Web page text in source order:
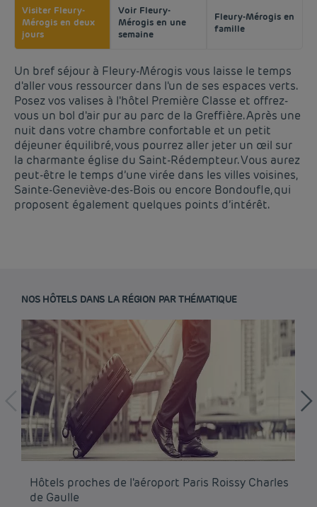
Visiter Fleury-
Mérogis en deux
jours
Voir Fleury-
Mérogis en une
semaine
Fleury-Mérogis en
famille
Un bref séjour à Fleury-Mérogis vous laisse le temps
d'aller vous ressourcer dans l'un de ses espaces verts.
Posez vos valises à l'hôtel Première Classe et offrez-
vous un bol d'air pur au parc de la Greffière. Après une
nuit dans votre chambre confortable et un petit
déjeuner équilibré, vous pourrez aller jeter un œil sur
la charmante église du Saint-Rédempteur. Vous aurez
peut-être le temps d’une virée dans les villes voisines,
Sainte-Geneviève-des-Bois ou encore Bondoufle, qui
proposent également quelques points d’intérêt.
NOS HÔTELS DANS LA RÉGION PAR THÉMATIQUE
Hôtels proches de l'aéroport Paris Roissy Charles
de Gaulle
Hôtel pas cher Paris
Hôtel pas cher Lyon
Hôtel pas cher Marseille
Mentions légales